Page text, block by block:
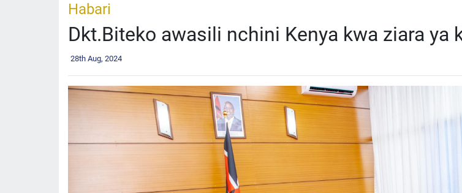
Habari
Dkt.Biteko awasili nchini Kenya kwa ziara ya
28th Aug, 2024